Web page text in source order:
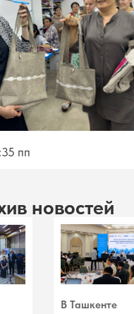
пп
новостей
В Ташкенте